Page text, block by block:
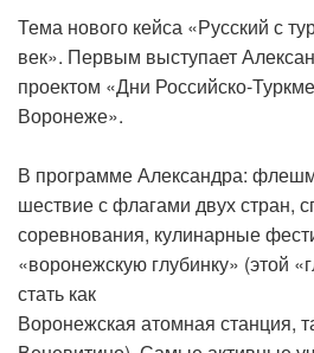
Тема нового кейса «Русский с
век». Первым выступает
проектом «Дни Российско-
Воронеже».
В программе Александра:
шествие с флагами двух стран,
соревнования, кулинарные
«воронежскую глубинку» (этой
стать как
Воронежская атомная станция,